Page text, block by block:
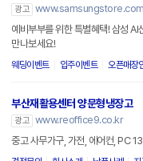
광고
예비부부를 위한 특별혜택! 삼성
만나보세요!
웨딩이벤트 입주이벤트 오픈매장
부산재활용센터 양문형냉장고
광고 www.reoffice9.co.kr
중고 사무가구, 가전, 에어컨, PC